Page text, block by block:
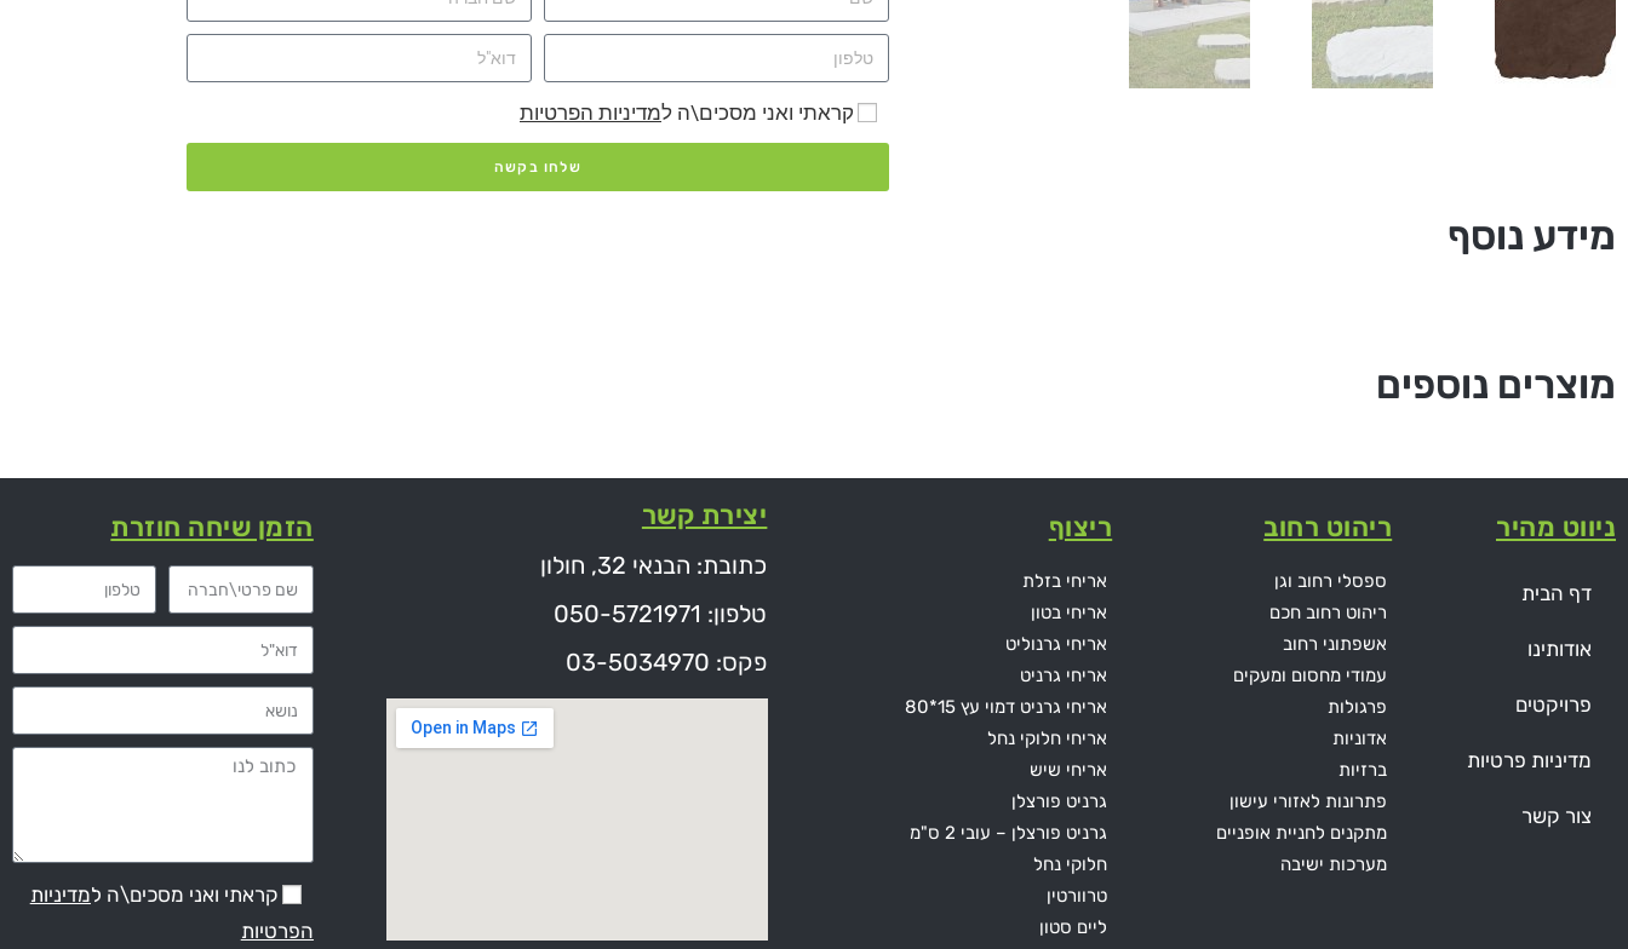
קראתי ואני מסכים\ה למדיניות הפרטיות
שלחו בקשה
מידע נוסף
מוצרים נוספים
ניווט מהיר
דף הבית
אודותינו
פרויקטים
מדיניות פרטיות
צור קשר
ריהוט רחוב
ספסלי רחוב וגן
ריהוט רחוב חכם
אשפתוני רחוב
עמודי מחסום ומעקים
פרגולות
אדוניות
ברזיות
פתרונות לאזורי עישון
מתקנים לחניית אופניים
מערכות ישיבה
ריצוף
אריחי בזלת
אריחי בטון
אריחי גרנוליט
אריחי גרניט
אריחי גרניט דמוי עץ 15*80
אריחי חלוקי נחל
אריחי שיש
גרניט פורצלן
גרניט פורצלן – עובי 2 ס"מ
חלוקי נחל
טרוורטין
ליים סטון
יצירת קשר
כתובת: הבנאי 32, חולון
טלפון: 050-5721971
פקס: 03-5034970
הזמן שיחה חוזרת
קראתי ואני מסכים\ה למדיניות
הפרטיות